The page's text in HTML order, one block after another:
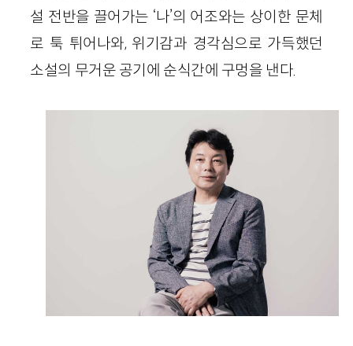
설 전반을 끌어가는 ‘나’의 어조와는 상이한 문체
로 툭 튀어나와, 위기감과 경각심으로 가득했던
소설의 무거운 공기에 순식간에 구멍을 낸다.